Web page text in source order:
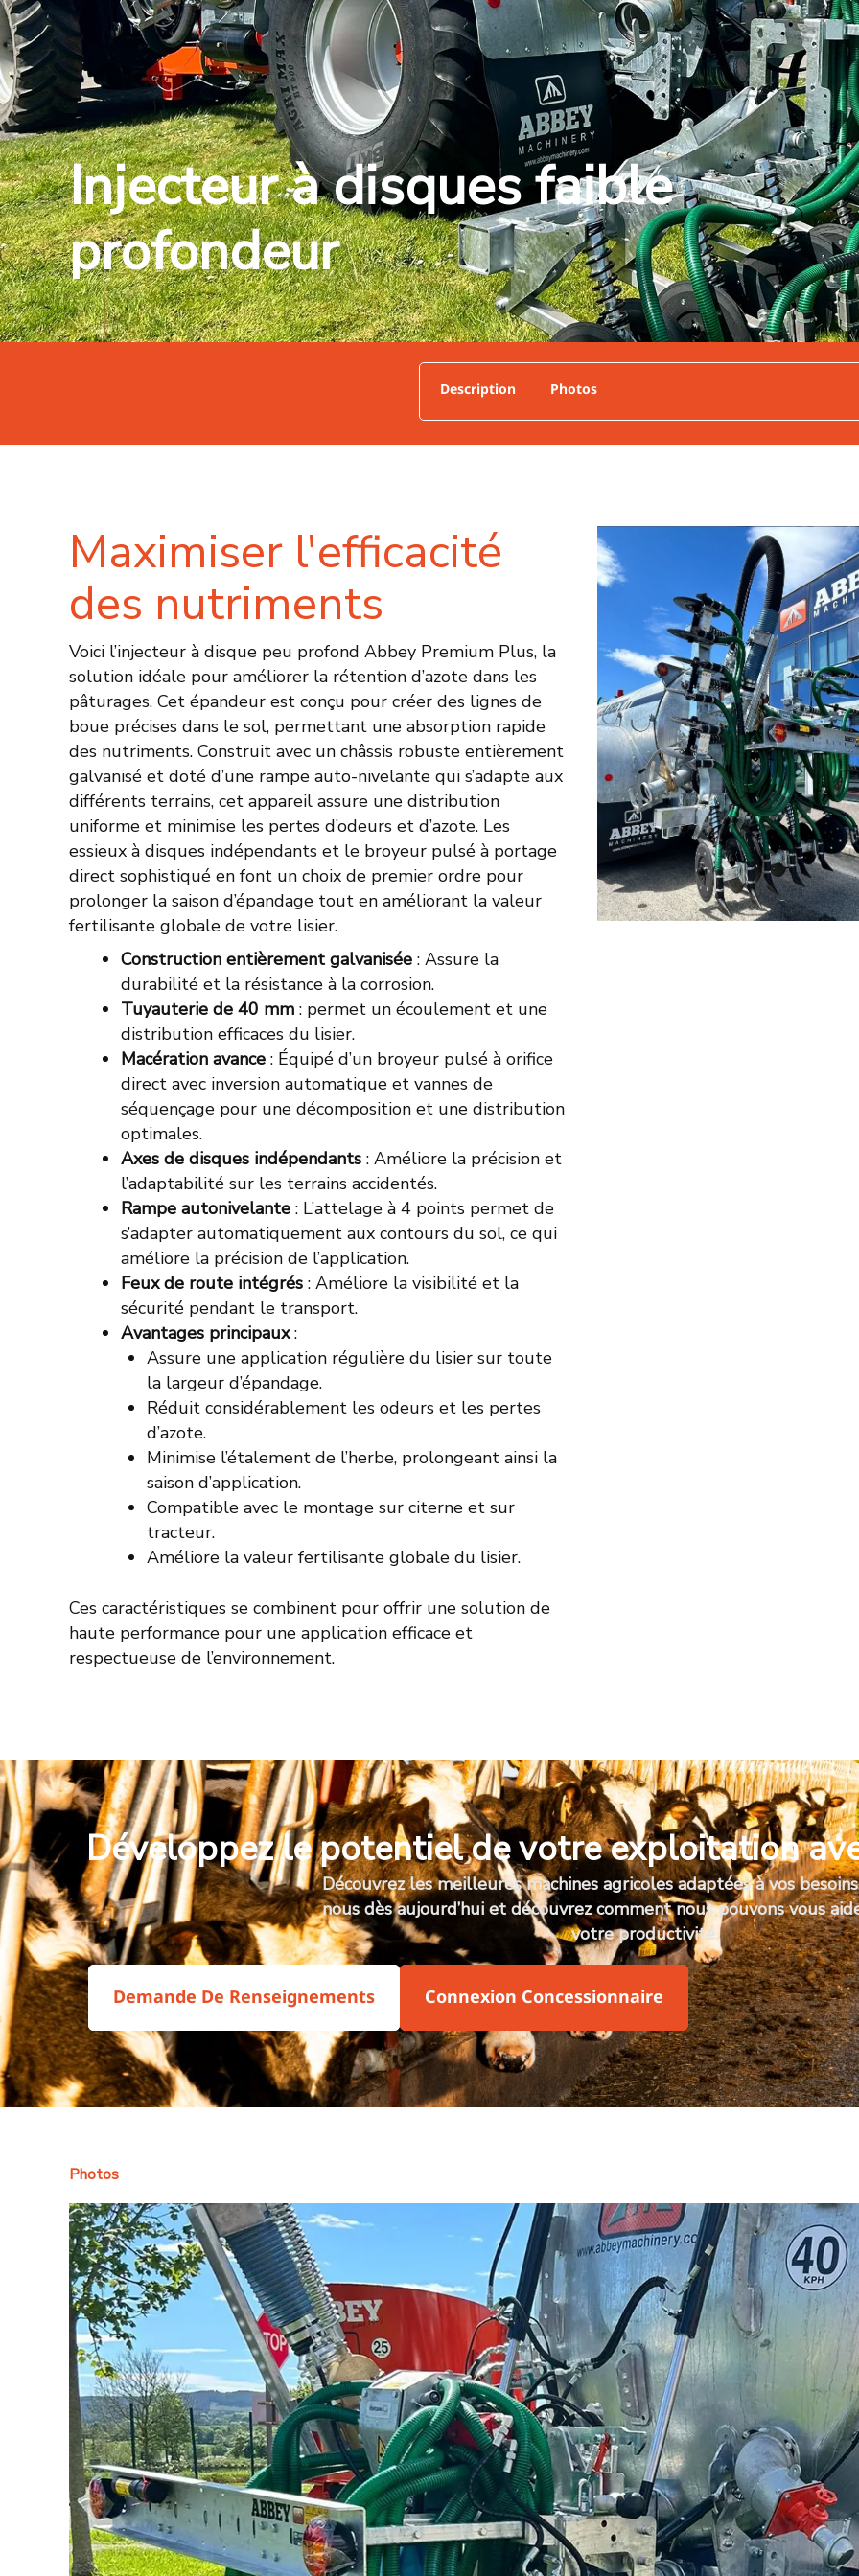
Injecteur à disques faible
profondeur
Description Photos
Maximiser l'efficacité
des nutriments
Voici l’injecteur à disque peu profond Abbey Premium Plus, la
solution idéale pour améliorer la rétention d’azote dans les
pâturages. Cet épandeur est conçu pour créer des lignes de
boue précises dans le sol, permettant une absorption rapide
des nutriments. Construit avec un châssis robuste entièrement
galvanisé et doté d’une rampe auto-nivelante qui s’adapte aux
différents terrains, cet appareil assure une distribution
uniforme et minimise les pertes d’odeurs et d’azote. Les
essieux à disques indépendants et le broyeur pulsé à portage
direct sophistiqué en font un choix de premier ordre pour
prolonger la saison d’épandage tout en améliorant la valeur
fertilisante globale de votre lisier.
Construction entièrement galvanisée : Assure la
durabilité et la résistance à la corrosion.
Tuyauterie de 40 mm : permet un écoulement et une
distribution efficaces du lisier.
Macération avance : Équipé d’un broyeur pulsé à orifice
direct avec inversion automatique et vannes de
séquençage pour une décomposition et une distribution
optimales.
Axes de disques indépendants : Améliore la précision et
l’adaptabilité sur les terrains accidentés.
Rampe autonivelante : L’attelage à 4 points permet de
s’adapter automatiquement aux contours du sol, ce qui
améliore la précision de l’application.
Feux de route intégrés : Améliore la visibilité et la
sécurité pendant le transport.
Avantages principaux:
Assure une application régulière du lisier sur toute
la largeur d’épandage.
Réduit considérablement les odeurs et les pertes
d’azote.
Minimise l’étalement de l’herbe, prolongeant ainsi la
saison d’application.
Compatible avec le montage sur citerne et sur
tracteur.
Améliore la valeur fertilisante globale du lisier.
Ces caractéristiques se combinent pour offrir une solution de
haute performance pour une application efficace et
respectueuse de l’environnement.
Développez le potentiel de votre exploitation
Découvrez les meilleures machines agricoles adaptées à vos
nous dès aujourd’hui et découvrez comment nous pouvons vous
votre productivité.
Demande De Renseignements Connexion Concessionnaire
Photos